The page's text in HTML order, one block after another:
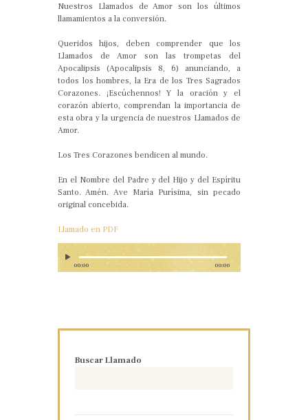
Nuestros Llamados de Amor son los últimos
llamamientos a la conversión.
Queridos hijos, deben comprender que los
Llamados de Amor son las trompetas del
Apocalipsis (Apocalipsis 8, 6) anunciando, a
todos los hombres, la Era de los Tres Sagrados
Corazones. ¡Escúchennos! Y la oración y el
corazón abierto, comprendan la importancia de
esta obra y la urgencia de nuestros Llamados de
Amor.
Los Tres Corazones bendicen al mundo.
En el Nombre del Padre y del Hijo y del Espíritu
Santo. Amén. Ave María Purísima, sin pecado
original concebida.
Llamado en PDF
00:00 00:00
Buscar Llamado